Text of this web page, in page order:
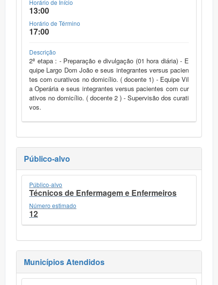
Horário de Início
13:00
Horário de Término
17:00
Descrição
2ª etapa : - Preparação e divulgação (01 hora diária) - E
quipe Largo Dom João e seus integrantes versus pacien
tes com curativos no domicílio. ( docente 1) - Equipe Vil
a Operária e seus integrantes versus pacientes com cur
ativos no domicílio. ( docente 2 ) - Supervisão dos curati
vos.
Público-alvo
Público-alvo
Técnicos de Enfermagem e Enfermeiros
Número estimado
12
Municípios Atendidos